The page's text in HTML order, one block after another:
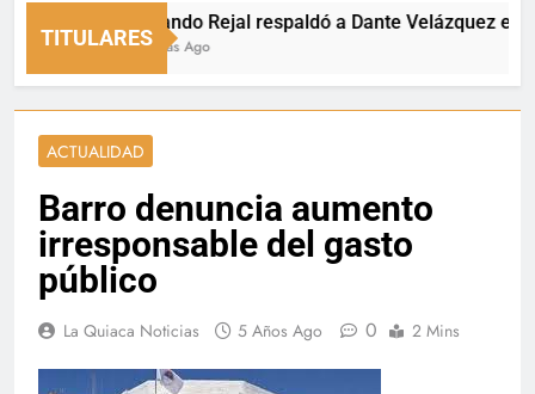
TITULARES
Fernando Rejal respaldó a Dante Velázquez en el
10 Horas Ago
ACTUALIDAD
Barro denuncia aumento
irresponsable del gasto
público
La Quiaca Noticias 5 Años Ago 0 2 Mins